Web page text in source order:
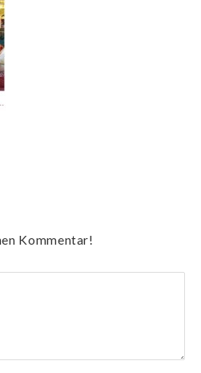
Kommentar!